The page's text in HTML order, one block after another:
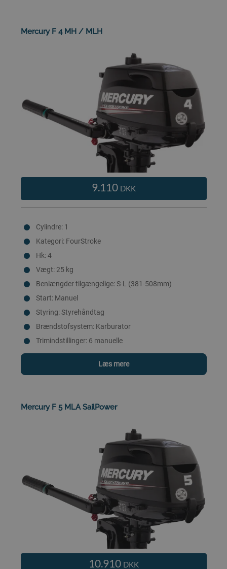
Mercury F 4 MH / MLH
9.110 DKK
Cylindre: 1
Kategori: FourStroke
Hk: 4
Vægt: 25 kg
Benlængder tilgængelige: S-L (381-508mm)
Start: Manuel
Styring: Styrehåndtag
Brændstofsystem: Karburator
Trimindstillinger: 6 manuelle
Læs mere
Mercury F 5 MLA SailPower
10.910 DKK